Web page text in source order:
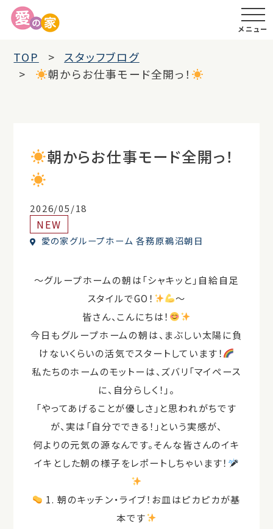
メニュー
TOP
スタッフブログ
朝からお仕事モード全開っ！
朝からお仕事モード全開っ！
2026/05/18
NEW
愛の家グループホーム 各務原鵜沼朝日
〜グループホームの朝は「シャキッと」自給自足
スタイルでGO ！
〜
皆さん、こんにちは！
今日もグループホームの朝は、まぶしい太陽に負
けないくらいの活気でスタートしています！
私たちのホームのモットーは、ズバリ「マイペース
に、自分らしく！」。
「やってあげることが優しさ」と思われがちです
が、実は「自分でできる！」という実感が、
何よりの元気の源なんです。そんな皆さんのイキ
イキとした朝の様子をレポートしちゃいます！
1.朝のキッチン・ライブ！お皿はピカピカが基
本です